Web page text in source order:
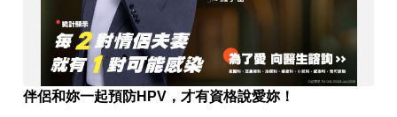
伴侶和妳一起預防HPV，才有資格說愛妳！